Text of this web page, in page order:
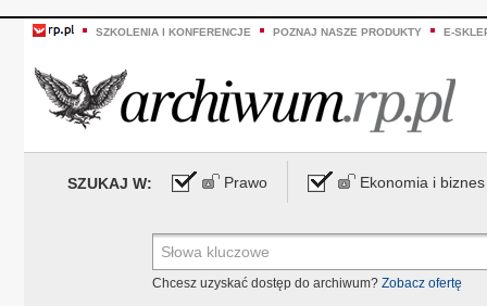
SZKOLENIA I KONFERENCJE POZNAJ NASZE PRODUKTY E-
SZUKAJ W: Prawo Ekonomia i biznes
Chcesz uzyskać dostęp do archiwum? Zobacz ofertę